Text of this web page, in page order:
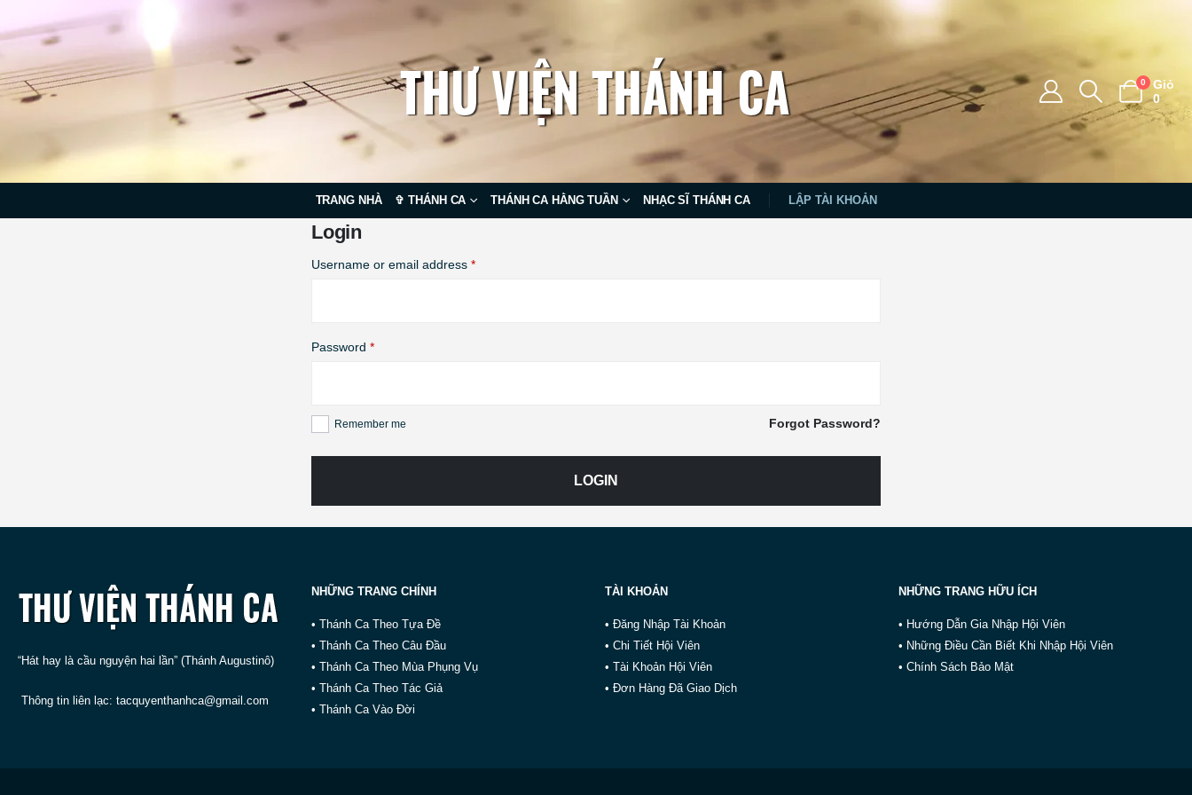
0
Giỏ
0
TRANG NHÀ ✞ THÁNH CA THÁNH CA HẰNG TUẦN NHẠC SĨ THÁNH CA LẬP TÀI KHOẢN
Login
Username or email address *Required
Password *Required
Remember me Forgot Password?
LOGIN
“Hát hay là cầu nguyện hai lần” (Thánh Augustinô)
Thông tin liên lạc: tacquyenthanhca@gmail.com
NHỮNG TRANG CHÍNH
• Thánh Ca Theo Tựa Đề
• Thánh Ca Theo Câu Đầu
• Thánh Ca Theo Mùa Phụng Vụ
• Thánh Ca Theo Tác Giả
• Thánh Ca Vào Đời
TÀI KHOẢN
• Đăng Nhập Tài Khoản
• Chi Tiết Hội Viên
• Tài Khoản Hội Viên
• Đơn Hàng Đã Giao Dịch
NHỮNG TRANG HỮU ÍCH
• Hướng Dẫn Gia Nhập Hội Viên
• Những Điều Cần Biết Khi Nhập Hội Viên
• Chính Sách Bảo Mật